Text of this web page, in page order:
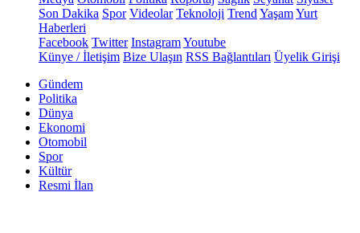
Son Dakika Spor Videolar Teknoloji Trend YaşamYurt
Haberleri
Facebook Twitter InstagramYoutube
Künye / İletişim Bize Ulaşın RSS Bağlantıları Üyelik Girişi
Gündem
Politika
Dünya
Ekonomi
Otomobil
Spor
Kültür
Resmi İlan